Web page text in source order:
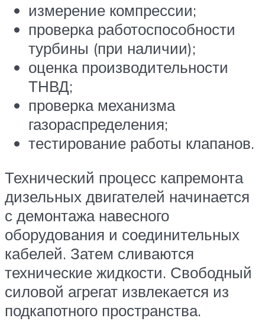
измерение компрессии;
проверка работоспособности
турбины (при наличии);
оценка производительности
ТНВД;
проверка механизма
газораспределения;
тестирование работы клапанов.
Технический процесс капремонта
дизельных двигателей начинается
с демонтажа навесного
оборудования и соединительных
кабелей. Затем сливаются
технические жидкости. Свободный
силовой агрегат извлекается из
подкапотного пространства.